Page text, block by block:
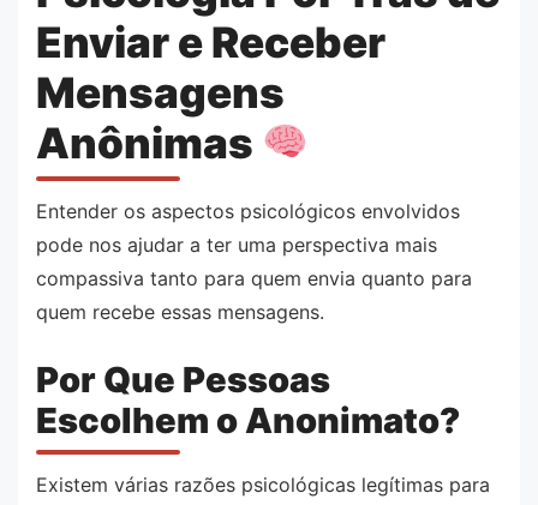
Enviar e Receber
Mensagens
Anônimas
Entender os aspectos psicológicos envolvidos
pode nos ajudar a ter uma perspectiva mais
compassiva tanto para quem envia quanto para
quem recebe essas mensagens.
Por Que Pessoas
Escolhem o Anonimato?
Existem várias razões psicológicas legítimas para